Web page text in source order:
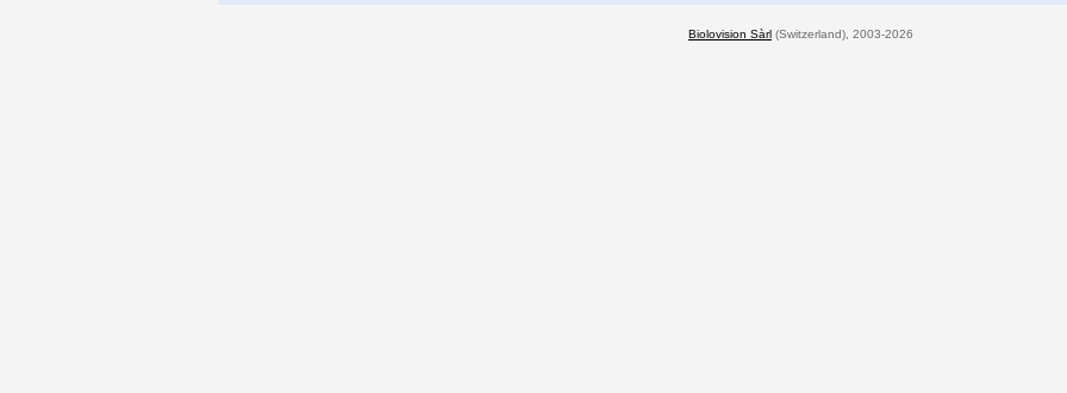
Biolovision Sàrl (Switzerland), 2003-2026